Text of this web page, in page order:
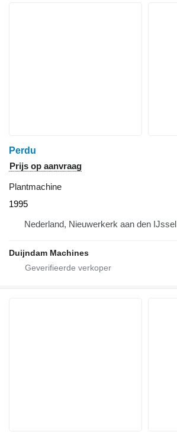
Perdu
Prijs op aanvraag
Plantmachine
1995
Nederland, Nieuwerkerk aan den IJssel
Duijndam Machines